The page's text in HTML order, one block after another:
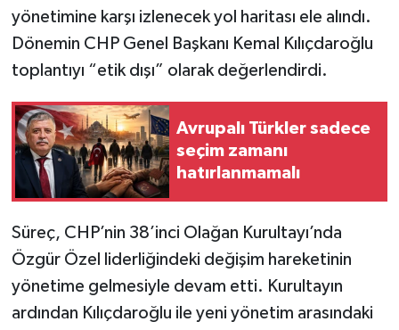
yönetimine karşı izlenecek yol haritası ele alındı.
Dönemin CHP Genel Başkanı Kemal Kılıçdaroğlu
toplantıyı “etik dışı” olarak değerlendirdi.
Avrupalı Türkler sadece
seçim zamanı
hatırlanmamalı
Süreç, CHP’nin 38’inci Olağan Kurultayı’nda
Özgür Özel liderliğindeki değişim hareketinin
yönetime gelmesiyle devam etti. Kurultayın
ardından Kılıçdaroğlu ile yeni yönetim arasındaki